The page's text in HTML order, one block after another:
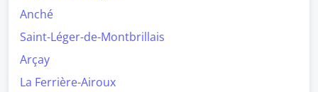
Anché
Saint-Léger-de-Montbrillais
Arçay
La Ferrière-Airoux